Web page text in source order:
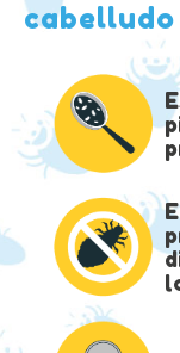
cabelludo